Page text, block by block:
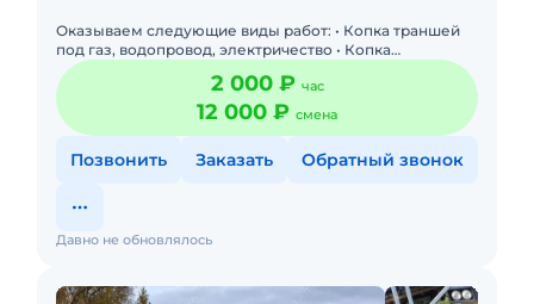
Оказываем следующие виды работ: • Копка траншей
под газ, водопровод, электричество • Копка
котлованов, подвалов, септиков • Дренаж •
Строительство фундамент
2 000 ₽ час
12 000 ₽ смена
Позвонить Заказать Обратный звонок
Давно не обновлялось